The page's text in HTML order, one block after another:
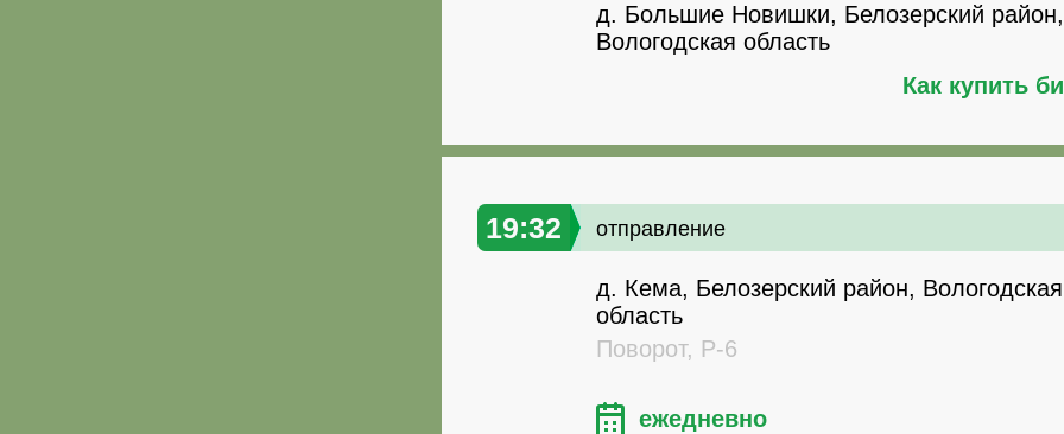
д. Большие Новишки, Белозерский район,
Вологодская область
Как купить
19:32 отправление
д. Кема, Белозерский район, Вологодская
область
Поворот, Р-6
ежедневно